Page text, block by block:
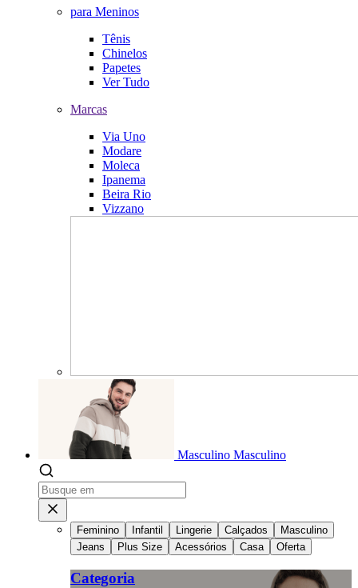
para Meninos
Tênis
Chinelos
Papetes
Ver Tudo
Marcas
Via Uno
Modare
Moleca
Ipanema
Beira Rio
Vizzano
Masculino Masculino
Feminino Infantil Lingerie Calçados
Masculino
Jeans
Plus Size Acessórios Casa Oferta
Categoria